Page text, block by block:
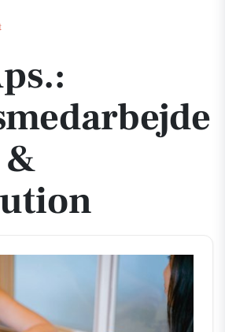
lager & distribution